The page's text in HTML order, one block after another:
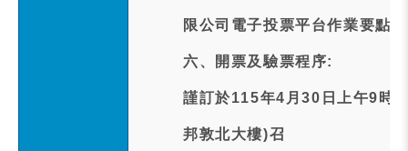
限公司電子投票平台作業要點
六、開票及驗票程序:
謹訂於115年4月30日上午9時
邦敦北大樓)召